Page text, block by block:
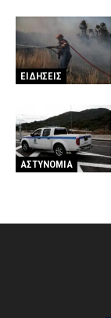
ΕΙΔΗΣΕΙΣ
ΑΣΤΥΝΟΜΙΑ